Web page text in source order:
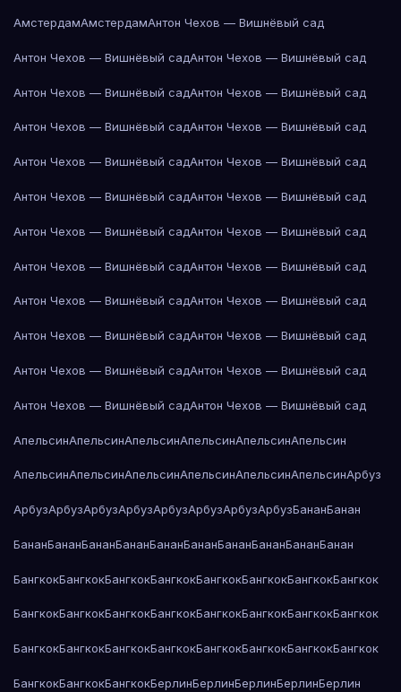
АмстердамАмстердамАнтон Чехов — Вишнёвый сад
Антон Чехов — Вишнёвый садАнтон Чехов — Вишнёвый сад
Антон Чехов — Вишнёвый садАнтон Чехов — Вишнёвый сад
Антон Чехов — Вишнёвый садАнтон Чехов — Вишнёвый сад
Антон Чехов — Вишнёвый садАнтон Чехов — Вишнёвый сад
Антон Чехов — Вишнёвый садАнтон Чехов — Вишнёвый сад
Антон Чехов — Вишнёвый садАнтон Чехов — Вишнёвый сад
Антон Чехов — Вишнёвый садАнтон Чехов — Вишнёвый сад
Антон Чехов — Вишнёвый садАнтон Чехов — Вишнёвый сад
Антон Чехов — Вишнёвый садАнтон Чехов — Вишнёвый сад
Антон Чехов — Вишнёвый садАнтон Чехов — Вишнёвый сад
Антон Чехов — Вишнёвый садАнтон Чехов — Вишнёвый сад
АпельсинАпельсинАпельсинАпельсинАпельсинАпельсин
АпельсинАпельсинАпельсинАпельсинАпельсинАпельсинАрбуз
АрбузАрбузАрбузАрбузАрбузАрбузАрбузАрбузБананБанан
БананБананБананБананБананБананБананБананБананБанан
БангкокБангкокБангкокБангкокБангкокБангкокБангкокБангкок
БангкокБангкокБангкокБангкокБангкокБангкокБангкокБангкок
БангкокБангкокБангкокБангкокБангкокБангкокБангкокБангкок
БангкокБангкокБангкокБерлинБерлинБерлинБерлинБерлин